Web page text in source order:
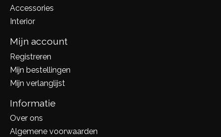
Accessories
Interior
Mijn account
Registreren
Mijn bestellingen
Mijn verlanglijst
Informatie
Over ons
Algemene voorwaarden